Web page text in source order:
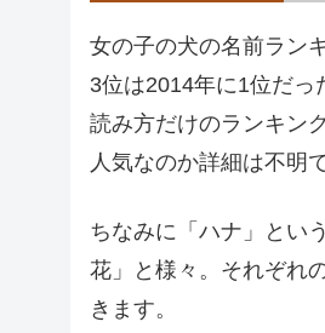
女の子の犬の名前ラン
3位は2014年に1位だ
読み方だけのランキン
人気なのか詳細は不明
ちなみに「ハナ」とい
花」と様々。それぞれ
きます。